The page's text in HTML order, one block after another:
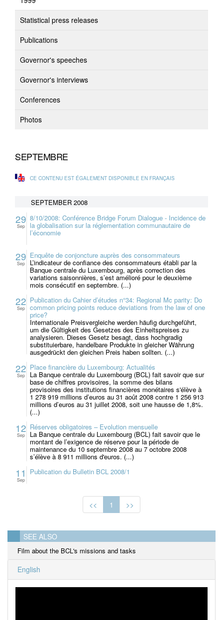
Statistical press releases
Publications
Governor's speeches
Governor's interviews
Conferences
Photos
SEPTEMBRE
CE CONTENU EST ÉGALEMENT DISPONIBLE EN FRANÇAIS
SEPTEMBER 2008
29
Sep
8/10/2008: Conférence Bridge Forum Dialogue - Incidence de
la globalisation sur la réglementation communautaire de
l’économie
29
Sep
Enquête de conjoncture auprès des consommateurs
L’indicateur de confiance des consommateurs établi par la
Banque centrale du Luxembourg, après correction des
variations saisonnières, s’est amélioré pour le deuxième
mois consécutif en septembre. (...)
22
Sep
Publication du Cahier d’études n°34: Regional Mc parity: Do
common pricing points reduce deviations from the law of one
price?
Internationale Preisvergleiche werden häufig durchgeführt,
um die Gültigkeit des Gesetzes des Einheitspreises zu
analysieren. Dieses Gesetz besagt, dass hochgradig
substituierbare, handelbare Produkte in gleicher Währung
ausgedrückt den gleichen Preis haben sollten. (...)
22
Sep
Place financière du Luxembourg: Actualités
La Banque centrale du Luxembourg (BCL) fait savoir que sur
base de chiffres provisoires, la somme des bilans
provisoires des institutions financières monétaires s'élève à
1 278 919 millions d’euros au 31 août 2008 contre 1 256 913
millions d’euros au 31 juillet 2008, soit une hausse de 1,8%.
(...)
12
Sep
Réserves obligatoires – Evolution mensuelle
La Banque centrale du Luxembourg (BCL) fait savoir que le
montant de l’exigence de réserve pour la période de
maintenance du 10 septembre 2008 au 7 octobre 2008
s’élève à 8 911 millions d'euros. (...)
11
Sep
Publication du Bulletin BCL 2008/1
<< 1 >>
SEE ALSO
Film about the BCL's missions and tasks
English